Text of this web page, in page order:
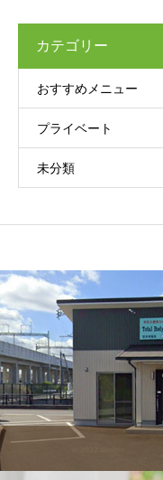
カテゴリー
おすすめメニュー
プライベート
未分類